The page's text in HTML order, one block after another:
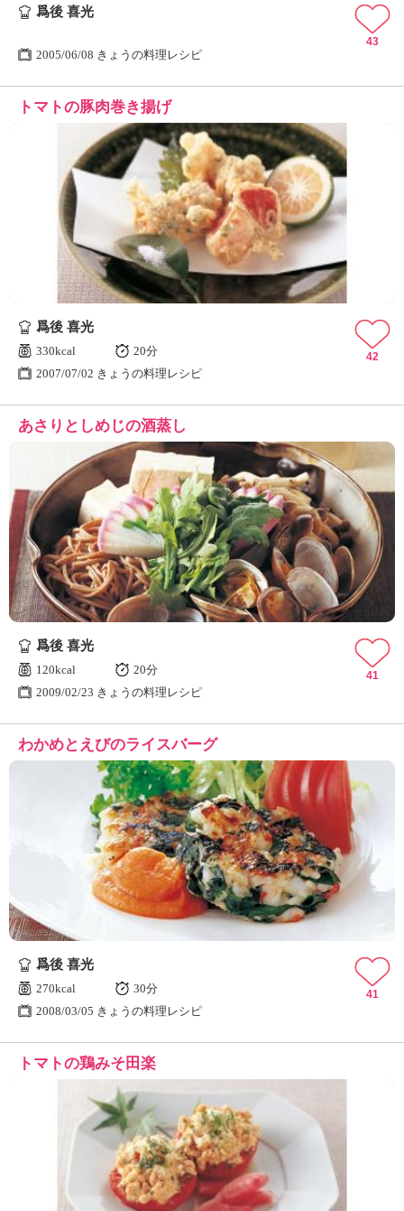
爲後 喜光
2005/06/08 きょうの料理レシピ
43
トマトの豚肉巻き揚げ
爲後 喜光
330kcal
20分
2007/07/02 きょうの料理レシピ
42
あさりとしめじの酒蒸し
爲後 喜光
120kcal
20分
2009/02/23 きょうの料理レシピ
41
わかめとえびのライスバーグ
爲後 喜光
270kcal
30分
2008/03/05 きょうの料理レシピ
41
トマトの鶏みそ田楽